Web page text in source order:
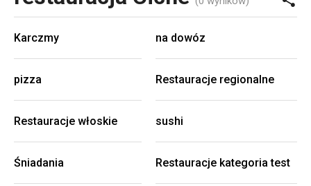
Karczmy na dowóz
pizza Restauracje regionalne
Restauracje włoskie sushi
Śniadania Restauracje kategoria test